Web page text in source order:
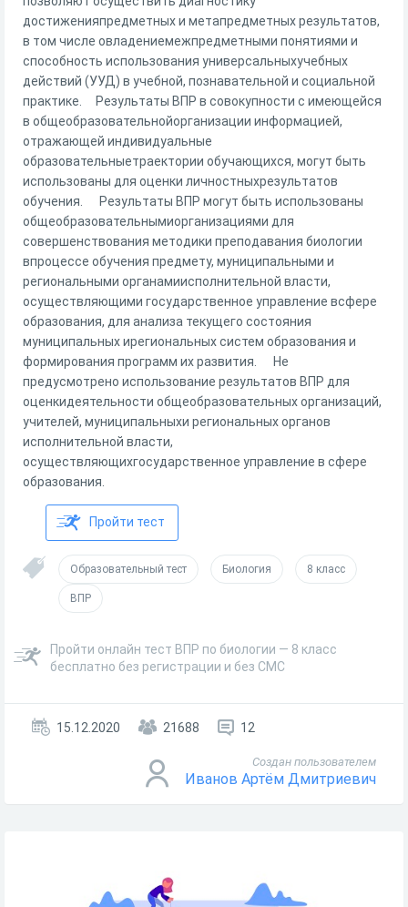
достиженияпредметных и метапредметных результатов,
в том числе овладениемежпредметными понятиями и
способность использования универсальныхучебных
действий (УУД) в учебной, познавательной и социальной
практике. Результаты ВПР в совокупности с имеющейся
в общеобразовательнойорганизации информацией,
отражающей индивидуальные
образовательныетраектории обучающихся, могут быть
использованы для оценки личностныхрезультатов
обучения. Результаты ВПР могут быть использованы
общеобразовательнымиорганизациями для
совершенствования методики преподавания биологии
впроцессе обучения предмету, муниципальными и
региональными органамиисполнительной власти,
осуществляющими государственное управление всфере
образования, для анализа текущего состояния
муниципальных ирегиональных систем образования и
формирования программ их развития. Не
предусмотрено использование результатов ВПР для
оценкидеятельности общеобразовательных организаций,
учителей, муниципальныхи региональных органов
исполнительной власти,
осуществляющихгосударственное управление в сфере
образования.
Пройти тест
Образовательный тест Биология 8 класс
ВПР
Пройти онлайн тест ВПР по биологии — 8 класс
бесплатно без регистрации и без СМС
15.12.2020 21688 12
Создан пользователем
Иванов Артём Дмитриевич